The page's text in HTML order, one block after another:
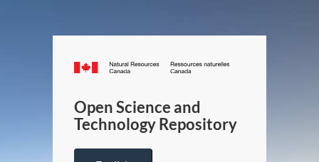
Canada.ca
/
Canada
Open Science and
Technology Repository